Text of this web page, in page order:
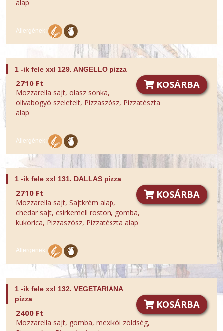
alap
Allergének:
KOSÁRBA
1 -ik fele xxl 129. ANGELLO pizza
2710 Ft
Mozzarella sajt, olasz sonka,
olívabogyó szeletelt, Pizzaszósz, Pizzatészta
alap
Allergének:
KOSÁRBA
1 -ik fele xxl 131. DALLAS pizza
2710 Ft
Mozzarella sajt, Sajtkrém alap,
chedar sajt, csirkemell roston, gomba,
kukorica, Pizzaszósz, Pizzatészta alap
Allergének:
KOSÁRBA
1 -ik fele xxl 132. VEGETARIÁNA
pizza
2400 Ft
Mozzarella sajt, gomba, mexikói zöldség,